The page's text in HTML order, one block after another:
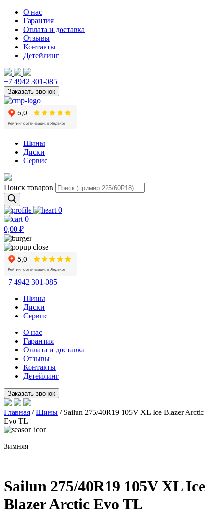
О нас
Гарантия
Оплата и доставка
Отзывы
Контакты
Детейлинг
+7 4942 301-085
Шины
Диски
Сервис
Поиск товаров
0
0
0,00 ₽
+7 4942 301-085
Шины
Диски
Сервис
О нас
Гарантия
Оплата и доставка
Отзывы
Контакты
Детейлинг
Главная /Шины / Sailun 275/40R19 105V XL Ice Blazer Arctic
Evo TL
Зимняя
Sailun 275/40R19 105V XL Ice
Blazer Arctic Evo TL